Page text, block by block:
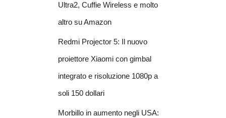
Ultra2, Cuffie Wireless e molto
altro su Amazon
Redmi Projector 5: Il nuovo
proiettore Xiaomi con gimbal
integrato e risoluzione 1080p a
soli 150 dollari
Morbillo in aumento negli USA: